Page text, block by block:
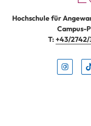
Hochschule für
Campus-
T:+43/2742/